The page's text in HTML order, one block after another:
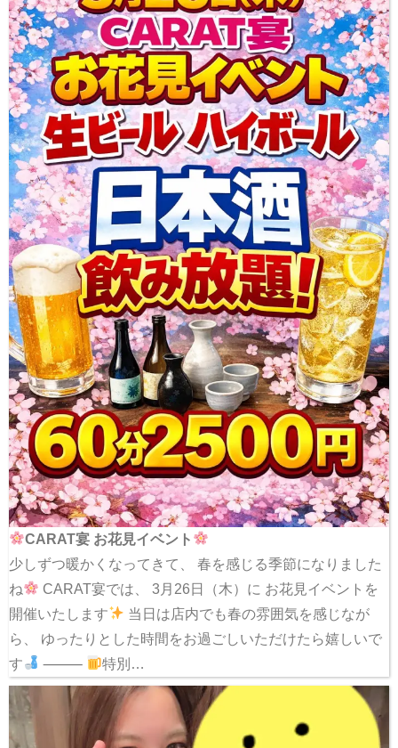
CARAT宴 お花見イベント
少しずつ暖かくなってきて、 春を感じる季節になりました
ね
CARAT宴では、 3月26日（木）に お花見イベントを
開催いたします
当日は店内でも春の雰囲気を感じなが
ら、 ゆったりとした時間をお過ごしいただけたら嬉しいで
す
⸻ 特別…